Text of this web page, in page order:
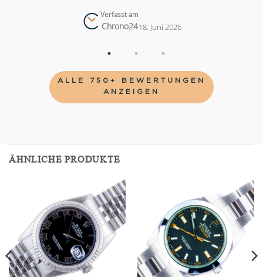
Verfasst am
Chrono2418. Juni 2026
ALLE 750+ BEWERTUNGEN
ANZEIGEN
ÄHNLICHE PRODUKTE
Add to
wishlist
Add to
wishlist